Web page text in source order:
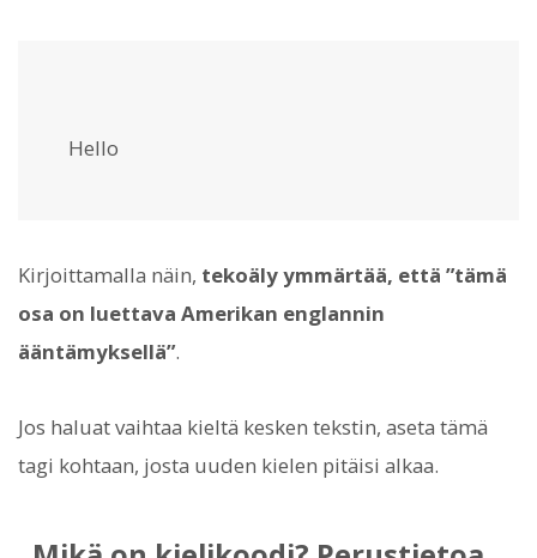
Hello
Kirjoittamalla näin, tekoäly ymmärtää, että ”tämä
osa on luettava Amerikan englannin
ääntämyksellä”.
Jos haluat vaihtaa kieltä kesken tekstin, aseta tämä
tagi kohtaan, josta uuden kielen pitäisi alkaa.